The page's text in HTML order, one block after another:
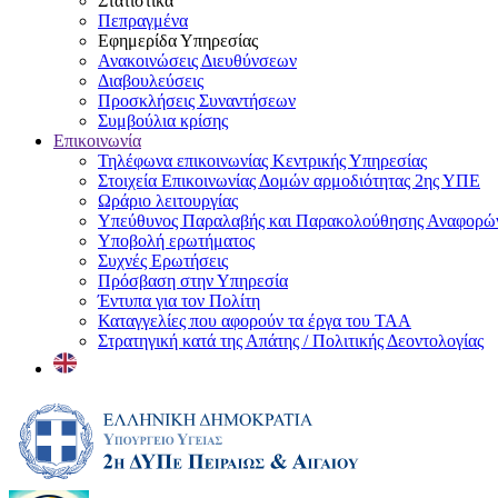
Πεπραγμένα
Εφημερίδα Υπηρεσίας
Ανακοινώσεις Διευθύνσεων
Διαβουλεύσεις
Προσκλήσεις Συναντήσεων
Συμβούλια κρίσης
Επικοινωνία
Τηλέφωνα επικοινωνίας Κεντρικής Υπηρεσίας
Στοιχεία Επικοινωνίας Δομών αρμοδιότητας 2ης ΥΠΕ
Ωράριο λειτουργίας
Υπεύθυνος Παραλαβής και Παρακολούθησης
Υποβολή ερωτήματος
Συχνές Ερωτήσεις
Πρόσβαση στην Υπηρεσία
Έντυπα για τον Πολίτη
Καταγγελίες που αφορούν τα έργα του ΤΑΑ
Στρατηγική κατά της Απάτης / Πολιτικής Δεοντολογίας